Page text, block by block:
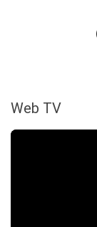
Web TV